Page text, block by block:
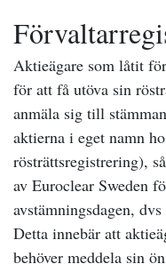
Aktieägare som låtit
för att få utöva sin
anmäla sig till
aktierna i eget namn
rösträttsregistrering),
av Euroclear Sweden
avstämningsdagen,
Detta innebär att
behöver meddela sin